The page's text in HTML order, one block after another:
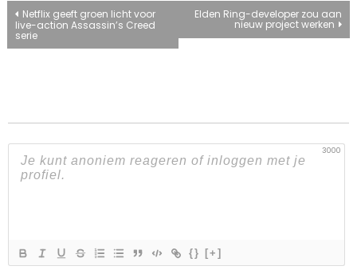
Bericht
navigatie
Netflix geeft groen licht voor
live-action Assassin’s Creed
serie
Elden Ring-developer zou aan
nieuw project werken
3000
{} [+]